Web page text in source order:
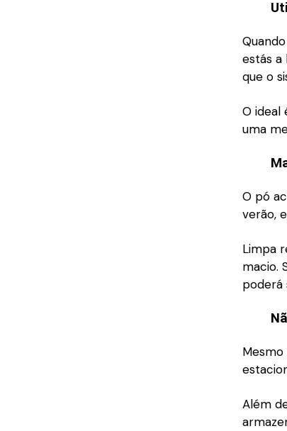
estás a
que o
O ideal
uma
O pó
verão,
Limpa
macio.
poderá
Além